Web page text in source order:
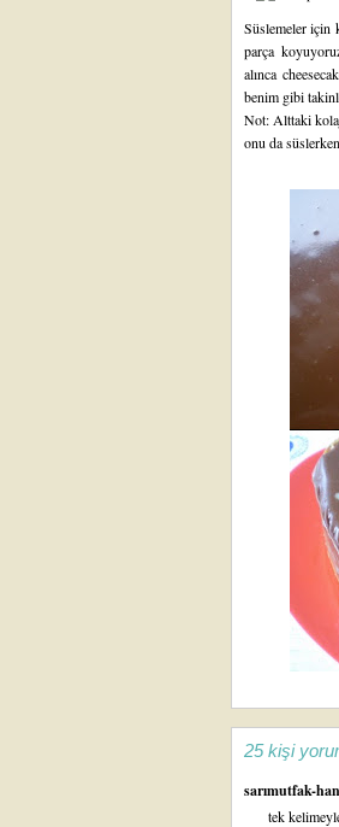
Süslemeler için
parça
alınca
benim gibi
Not: Alttaki
onu da
25 kişi
sarımutfak-
tek